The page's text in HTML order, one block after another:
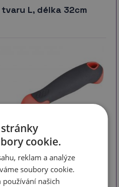
L, délka 32cm
cookie.
reklam a analýze
soubory cookie.
používání našich